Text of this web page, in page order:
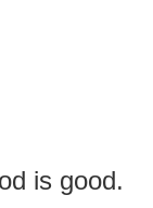
is good.